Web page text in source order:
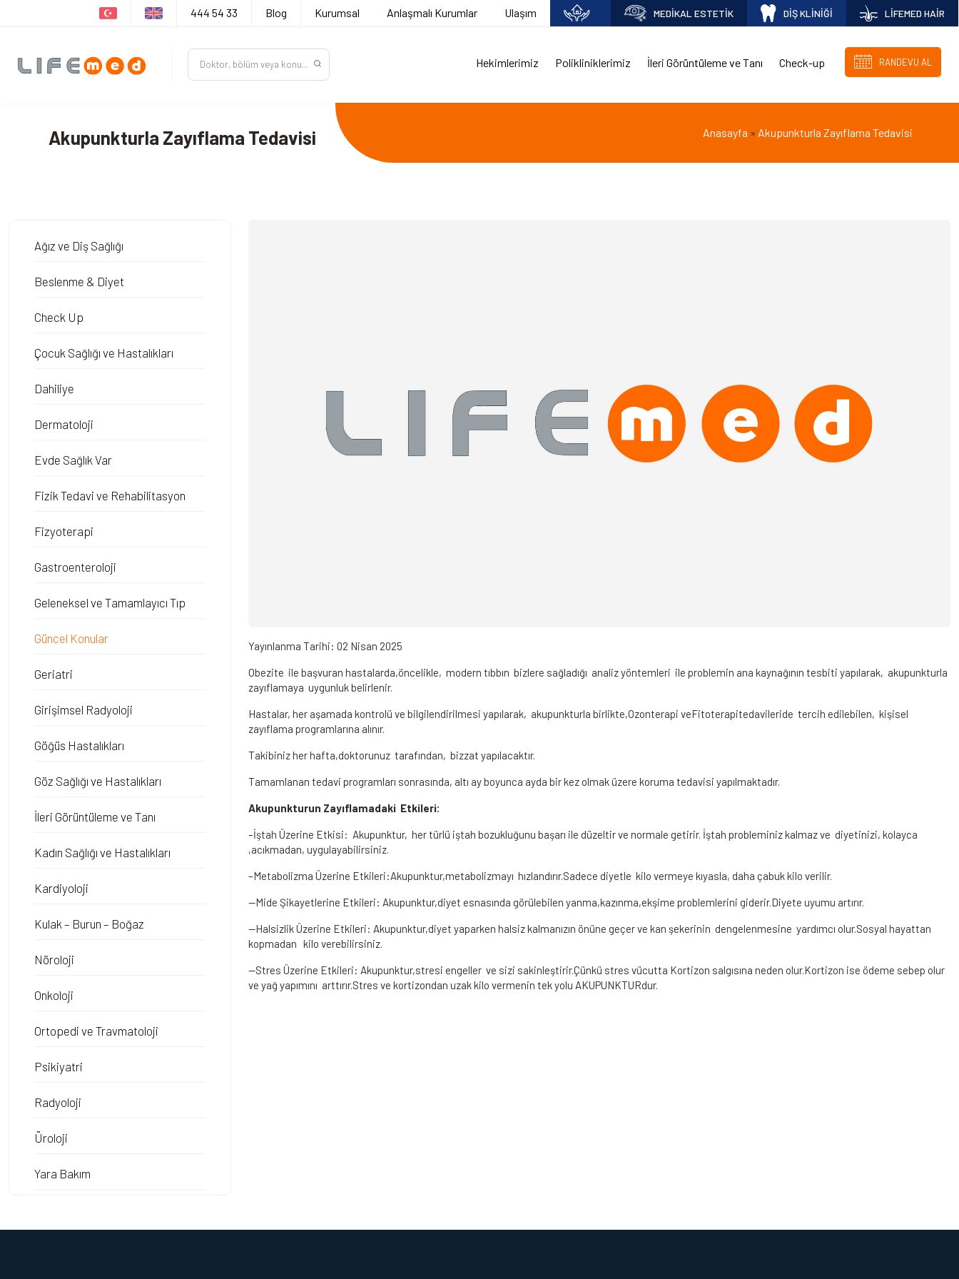
444 54 33 Blog Kurumsal Anlaşmalı Kurumlar Ulaşım MEDİKAL ESTETİK DİŞ KLİNİĞİ LİFEMED HAİR
Hekimlerimiz Polikliniklerimiz İleri Görüntüleme ve Tanı Check-up RANDEVU AL
Akupunkturla Zayıflama Tedavisi Anasayfa » Akupunkturla Zayıflama Tedavisi
Ağız ve Diş Sağlığı
Beslenme & Diyet
Check Up
Çocuk Sağlığı ve Hastalıkları
Dahiliye
Dermatoloji
Evde Sağlık Var
Fizik Tedavi ve Rehabilitasyon
Fizyoterapi
Gastroenteroloji
Geleneksel ve Tamamlayıcı Tıp
Güncel Konular
Geriatri
Girişimsel Radyoloji
Göğüs Hastalıkları
Göz Sağlığı ve Hastalıkları
İleri Görüntüleme ve Tanı
Kadın Sağlığı ve Hastalıkları
Kardiyoloji
Kulak – Burun – Boğaz
Nöroloji
Onkoloji
Ortopedi ve Travmatoloji
Psikiyatri
Radyoloji
Üroloji
Yara Bakım
Yayınlanma Tarihi: 02 Nisan 2025
Obezite ile başvuran hastalarda,öncelikle, modern tıbbın bizlere sağladığı analiz yöntemleri ile problemin ana kaynağının tesbiti yapılarak, akupunkturla
zayıflamaya uygunluk belirlenir.
Hastalar, her aşamada kontrolü ve bilgilendirilmesi yapılarak, akupunkturla birlikte,Ozonterapi veFitoterapitedavileride tercih edilebilen, kişisel
zayıflama programlarına alınır.
Takibiniz her hafta,doktorunuz tarafından, bizzat yapılacaktır.
Tamamlanan tedavi programları sonrasında, altı ay boyunca ayda bir kez olmak üzere koruma tedavisi yapılmaktadır.
Akupunkturun Zayıflamadaki Etkileri:
–İştah Üzerine Etkisi: Akupunktur, her türlü iştah bozukluğunu başarı ile düzeltir ve normale getirir. İştah probleminiz kalmaz ve diyetinizi, kolayca
,acıkmadan, uygulayabilirsiniz.
–Metabolizma Üzerine Etkileri:Akupunktur,metabolizmayı hızlandırır.Sadece diyetle kilo vermeye kıyasla, daha çabuk kilo verilir.
—Mide Şikayetlerine Etkileri: Akupunktur,diyet esnasında görülebilen yanma,kazınma,ekşime problemlerini giderir.Diyete uyumu artırır.
—Halsizlik Üzerine Etkileri: Akupunktur,diyet yaparken halsiz kalmanızın önüne geçer ve kan şekerinin dengelenmesine yardımcı olur.Sosyal hayattan
kopmadan kilo verebilirsiniz.
—Stres Üzerine Etkileri: Akupunktur,stresi engeller ve sizi sakinleştirir.Çünkü stres vücutta Kortizon salgısına neden olur.Kortizon ise ödeme sebep olur
ve yağ yapımını arttırır.Stres ve kortizondan uzak kilo vermenin tek yolu AKUPUNKTURdur.